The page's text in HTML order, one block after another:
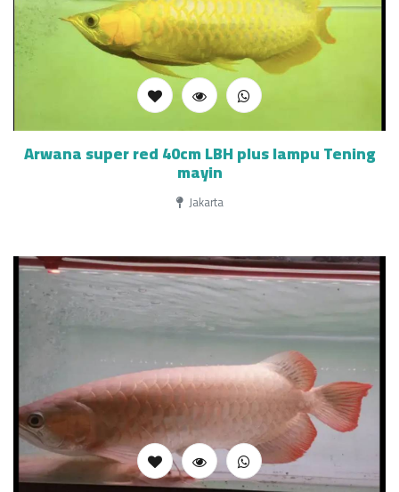
Arwana super red 40cm LBH plus lampu Tening
mayin
Jakarta